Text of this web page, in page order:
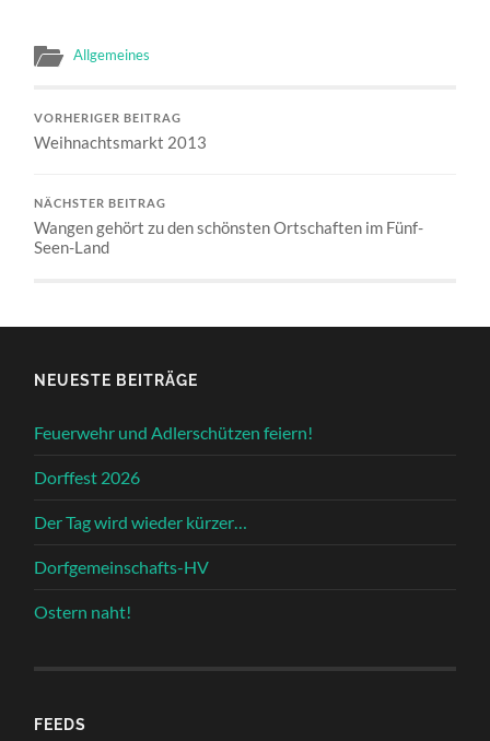
Allgemeines
VORHERIGER BEITRAG
Weihnachtsmarkt 2013
NÄCHSTER BEITRAG
Wangen gehört zu den schönsten Ortschaften im Fünf-
Seen-Land
NEUESTE BEITRÄGE
Feuerwehr und Adlerschützen feiern!
Dorffest 2026
Der Tag wird wieder kürzer…
Dorfgemeinschafts-HV
Ostern naht!
FEEDS